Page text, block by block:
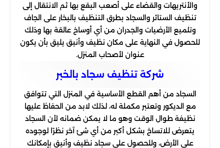
والأنتريهات والقضاء على أصعب البقع بها ثم الانتقال إلى
تنظيف الستائر والسجاد بطرق التنظيف بالبخار على الجاف
وتلميع الأرضيات والجدران من أي أوساخ عالقة بها وذلك
للحصول في النهاية على مكان نظيف وأنيق يليق بأن يكون
عنوان لأصحاب المنزل.
شركة تنظیف سجاد بالخبر
السجاد من أهم القطع الأساسية في المنزل التي تتوافق
مع الديكور وتعتبر مكملة له، لذلك لابد من الحفاظ عليها
نظيفة طوال الوقت وهو ما لا يمكن ضمانه لأن السجاد
يتعرض للاتساخ بشكل أكبر من أي شئ آخر نظرًا لوجوده
على الأرض، وللحصول على سجاد نظيف وأنيق بإمكانك